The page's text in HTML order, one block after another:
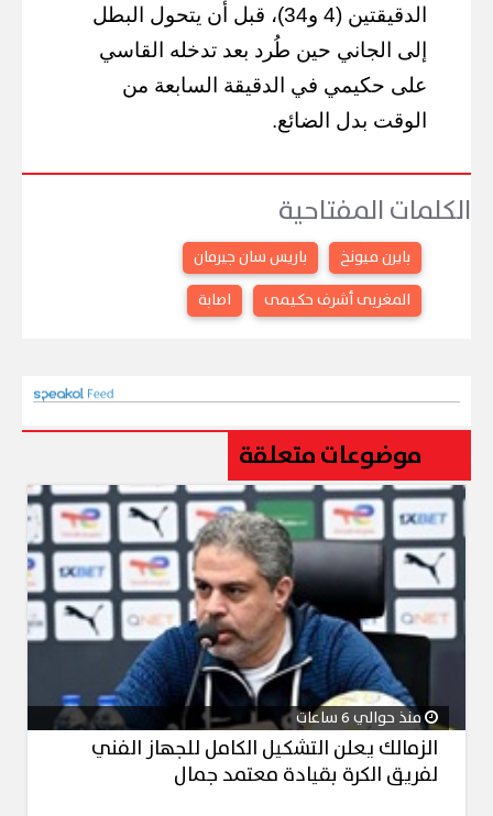
الدقيقتين (4 و34)، قبل أن يتحول البطل
إلى الجاني حين طُرد بعد تدخله القاسي
على حكيمي في الدقيقة السابعة من
الوقت بدل الضائع.
الكلمات المفتاحية
بايرن ميونخ
باريس سان جيرمان
المغربى أشرف حكيمى
اصابة
موضوعات متعلقة
منذ حوالي 6 ساعات
الزمالك يعلن التشكيل الكامل للجهاز الفني
لفريق الكرة بقيادة معتمد جمال